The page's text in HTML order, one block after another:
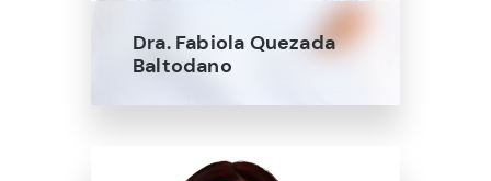
Dra. Fabiola Quezada
Baltodano